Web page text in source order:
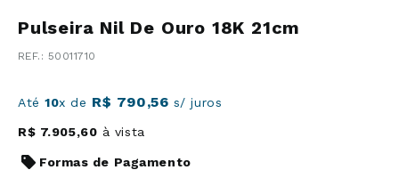
Pulseira Nil De Ouro 18K 21cm
: 50011710
Até10x de R$ 790,56 s/ juros
R$ 7.905,60 à vista
Formas de Pagamento